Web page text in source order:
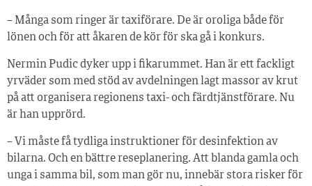
– Många som ringer är taxiförare. De är oroliga både för
lönen och för att åkaren de kör för ska gå i konkurs.
Nermin Pudic dyker upp i fikarummet. Han är ett fackligt
yrväder som med stöd av avdelningen lagt massor av krut
på att organisera regionens taxi- och färdtjänstförare. Nu
är han upprörd.
– Vi måste få tydliga instruktioner för desinfektion av
bilarna. Och en bättre reseplanering. Att blanda gamla och
unga i samma bil, som man gör nu, innebär stora risker för